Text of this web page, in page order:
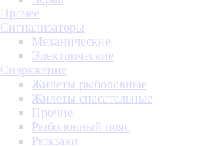
Прочее
Сигнализаторы
Механические
Электрические
Снаряжение
Жилеты рыболовные
Жилеты спасательные
Прочие
Рыболовный пояс
Рюкзаки